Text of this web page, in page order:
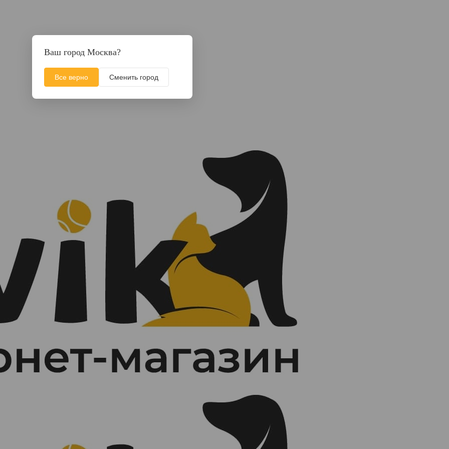
Ваш город Москва?
Все верно Сменить город